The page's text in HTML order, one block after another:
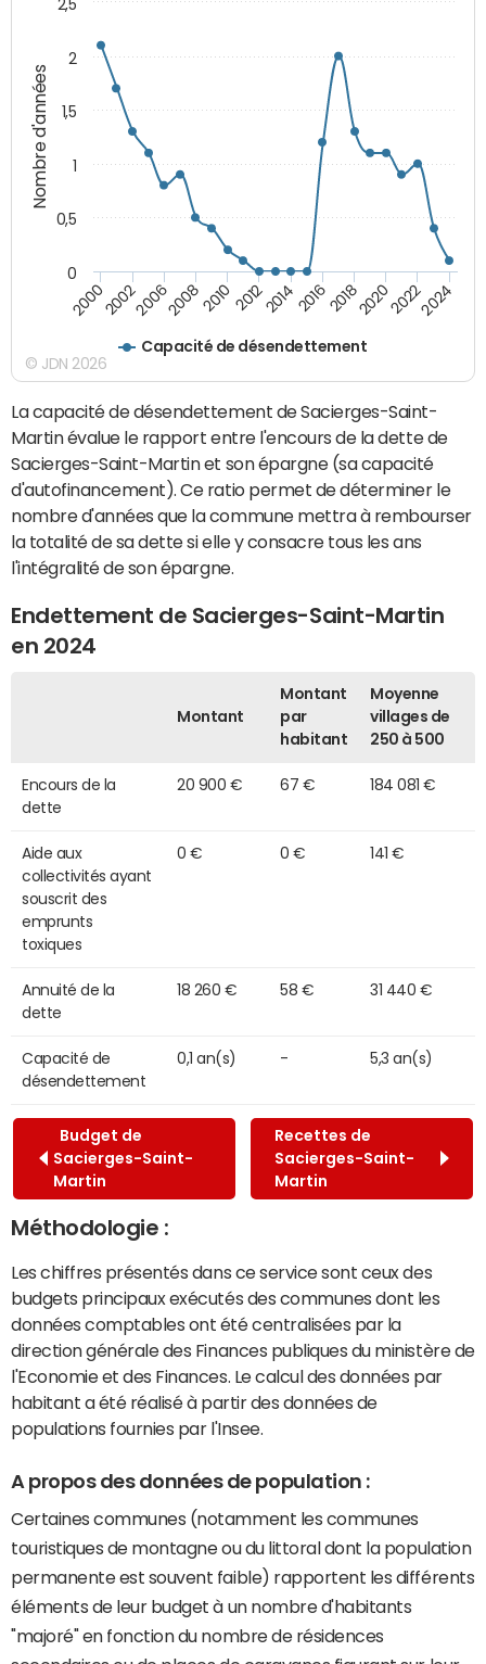
Nombre d'années
Capacité de désendettement
20002002200620082010 2012201420162018202020222024
0
0,5
1
1,5
2
2,5
© JDN 2026
La capacité de désendettement de Sacierges-Saint-
Martin évalue le rapport entre l'encours de la dette de
Sacierges-Saint-Martin et son épargne (sa capacité
d'autofinancement). Ce ratio permet de déterminer le
nombre d'années que la commune mettra à rembourser
la totalité de sa dette si elle y consacre tous les ans
l'intégralité de son épargne.
Endettement de Sacierges-Saint-Martin
en 2024
Montant
Montant
par
habitant
Moyenne
villages de
250 à 500
Encours de la
dette
20 900 € 67 € 184 081 €
Aide aux
collectivités ayant
souscrit des
emprunts
toxiques
0 € 0 € 141 €
Annuité de la
dette
18 260 € 58 € 31 440 €
Capacité de
désendettement
0,1 an(s) - 5,3 an(s)
Budget de
Sacierges-Saint-
Martin
Recettes de
Sacierges-Saint-
Martin
Méthodologie :
Les chiffres présentés dans ce service sont ceux des
budgets principaux exécutés des communes dont les
données comptables ont été centralisées par la
direction générale des Finances publiques du ministère de
l'Economie et des Finances. Le calcul des données par
habitant a été réalisé à partir des données de
populations fournies par l'Insee.
A propos des données de population :
Certaines communes (notamment les communes
touristiques de montagne ou du littoral dont la population
permanente est souvent faible) rapportent les différents
éléments de leur budget à un nombre d'habitants
"majoré" en fonction du nombre de résidences